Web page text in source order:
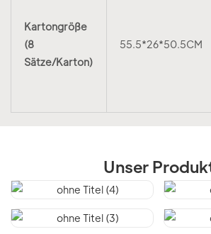
Kartongröße
(8
Sätze/Karton)
55.5*26*50.5CM
Unser